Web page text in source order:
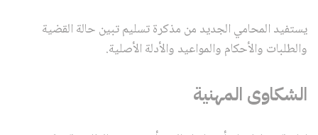
يستفيد المحامي الجديد من مذكرة تسليم تبين حالة القضية
والطلبات والأحكام والمواعيد والأدلة الأصلية.
الشكاوى المهنية